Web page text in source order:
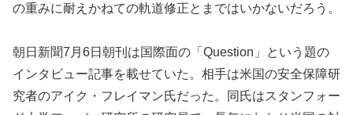
の重みに耐えかねての軌道修正とまではいかないだろう。
朝日新聞7月6日朝刊は国際面の「Question」という題の
インタビュー記事を載せていた。相手は米国の安全保障研
究者のアイク・フレイマン氏だった。同氏はスタンフォー